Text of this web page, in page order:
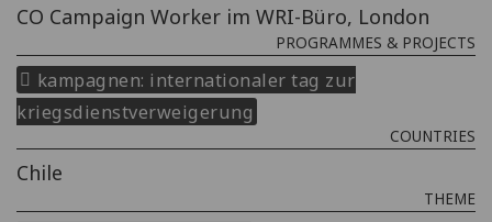
CO Campaign Worker im WRI-Büro, London
PROGRAMMES & PROJECTS
kampagnen: internationaler tag zur
kriegsdienstverweigerung
COUNTRIES
Chile
THEME